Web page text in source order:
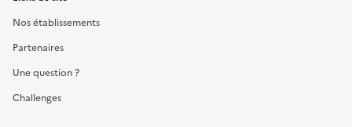
Nos établissements
Partenaires
Une question ?
Challenges